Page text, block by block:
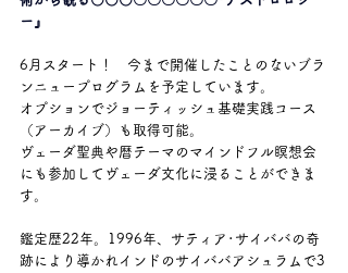
ー』
6月スタート！　今まで開催したことのないブラ
ンニュープログラムを予定しています。
オプションでジョーティッシュ基礎実践コース
（アーカイブ）も取得可能。
ヴェーダ聖典や暦テーマのマインドフル瞑想会
にも参加してヴェーダ文化に浸ることができま
す。
鑑定歴22年。1996年、サティア･サイババの奇
跡により導かれインドのサイババアシュラムで3